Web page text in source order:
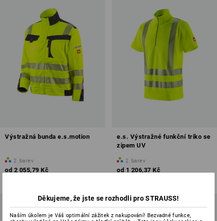
Výstražná bunda e.s.motion
2 barev
od 2 055,79 Kč
e.s. Výstražné funkční triko se
zipem UV
2 barev
od 1 206,37 Kč
Děkujeme, že jste se rozhodli pro STRAUSS!
Naším úkolem je Váš optimální zážitek z nakupování! Bezvadné funkce,